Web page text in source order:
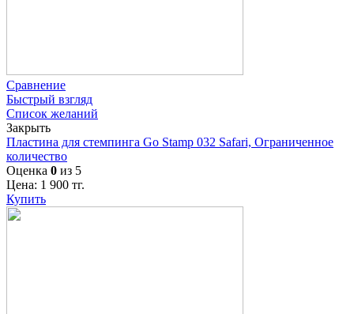
Сравнение
Быстрый взгляд
Список желаний
Закрыть
Пластина для стемпинга Go Stamp 032 Safari, Ограниченное
количество
Оценка 0 из 5
Цена: 1 900 тг.
Купить